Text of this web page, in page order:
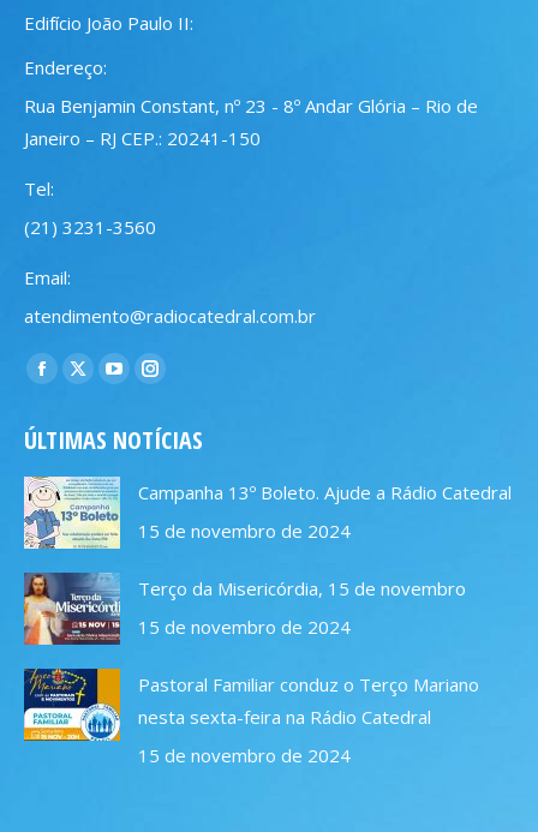
Edifício João Paulo II:
Endereço:
Rua Benjamin Constant, nº 23 - 8º Andar Glória – Rio de
Janeiro – RJ CEP.: 20241-150
Tel:
(21) 3231-3560
Email:
atendimento@radiocatedral.com.br
Encontre-nos em:
Facebook
opens
in
new
window
X
opens
in
new
window
YouTube
opens
in
new
window
Instagram
opens
new
window
ÚLTIMAS NOTÍCIAS
Campanha 13º Boleto. Ajude a Rádio Catedral
15 de novembro de 2024
Terço da Misericórdia, 15 de novembro
15 de novembro de 2024
Pastoral Familiar conduz o Terço Mariano
nesta sexta-feira na Rádio Catedral
15 de novembro de 2024